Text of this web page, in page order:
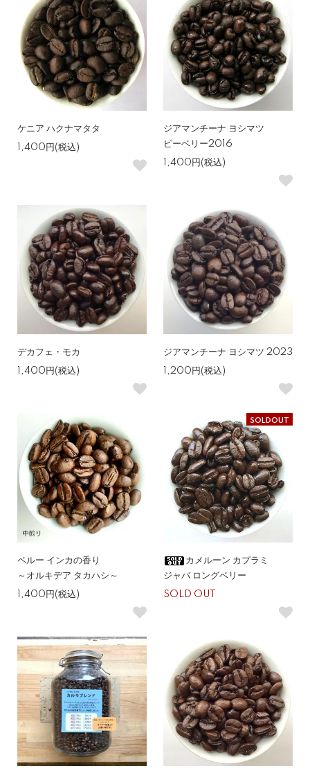
ケニア ハクナマタタ
1,400円(税込)
ジアマンチーナ ヨシマツ
ピーベリー2016
1,400円(税込)
デカフェ・モカ
1,400円(税込)
ジアマンチーナ ヨシマツ 2023
1,200円(税込)
ペルー インカの香り
～オルキデア タカハシ～
1,400円(税込)
SOLDOUT
カメルーン カプラミ
ジャバ ロングベリー
SOLD OUT